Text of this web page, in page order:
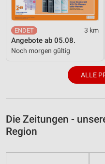
3 km
Angebote ab 05.08.
Noch morgen gültig
ALLE
Die Zeitungen -
Region